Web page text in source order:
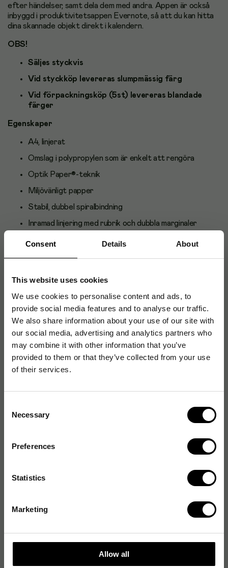
Consent Details About
This website uses cookies
We use cookies to personalise content and ads, to
provide social media features and to analyse our traffic.
We also share information about your use of our site with
our social media, advertising and analytics partners who
may combine it with other information that you’ve
provided to them or that they’ve collected from your use
of their services.
Selection
Necessary
Preferences
Statistics
Marketing
Allow all
efter händelser, samt dela dem med andra. Appen är också
inbyggd i produktivitetsappen Evernote, så att du kan hitta
dina skannade objekt direkt i kalendern.
OBS!
Säljes styckvis
Vid styckköp levereras slumpmässig färg
Vid förpackningsköp (5st) levereras blandade
färger
Egenskaper
A4, linjerat
Omslag i polypropylen som är enkelt att rengöra
Optik Paper®-teknik
Miljövänligt papper
Stabil, dubbel spiralbindning
Inramad linjering med rubrik och dubbla marginaler
90 ark 90 gsm-papper
Specifikationer
Format:
A4
Format: Linjerad
Tjocklek papper: 90 g
Antal blad:
90 st
Originalnummer
Sidlayout Linjerad